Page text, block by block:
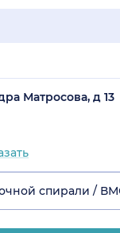
Матросова, д 13
спирали /